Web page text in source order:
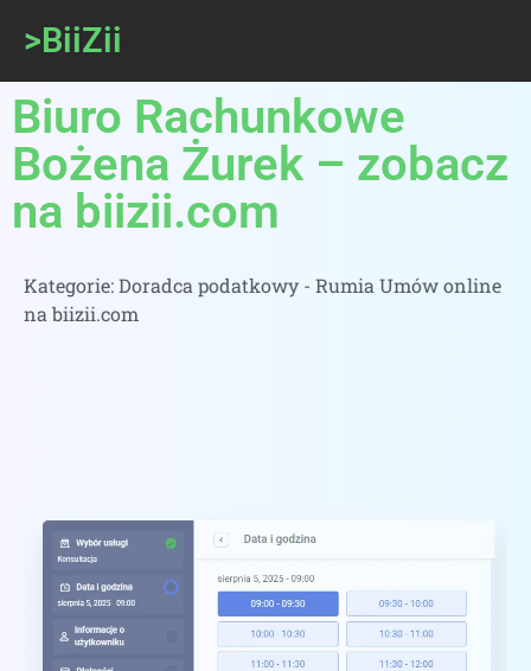
>BiiZii
Biuro Rachunkowe
Bożena Żurek – zobacz
na biizii.com
Kategorie:Doradca podatkowy - Rumia Umów online
na biizii.com